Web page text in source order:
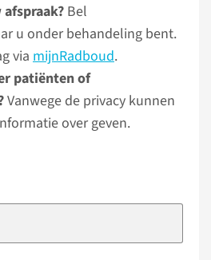
Bel
u onder behandeling bent.
viamijnRadboud.
patiënten of
Vanwege de privacy kunnen
over geven.